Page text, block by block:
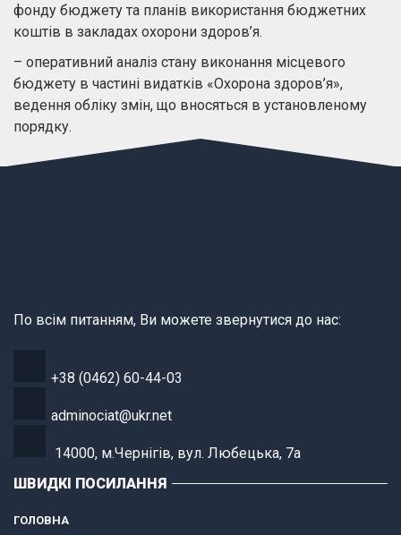
фонду бюджету та планів використання бюджетних
коштів в закладах охорони здоров’я.
– оперативний аналіз стану виконання місцевого
бюджету в частині видатків «Охорона здоров’я»,
ведення обліку змін, що вносяться в установленому
порядку.
По всім питанням, Ви можете звернутися до нас:
+38 (0462) 60-44-03
adminociat@ukr.net
14000, м.Чернігів, вул. Любецька, 7а
ШВИДКІ ПОСИЛАННЯ
ГОЛОВНА